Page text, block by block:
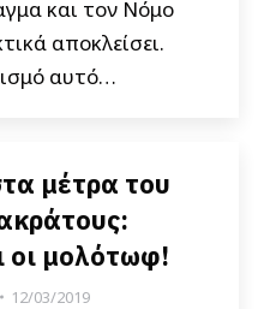
και τον Νόμο
αποκλείσει.
αυτό…
μέτρα του
οι μολότωφ!
12/03/2019